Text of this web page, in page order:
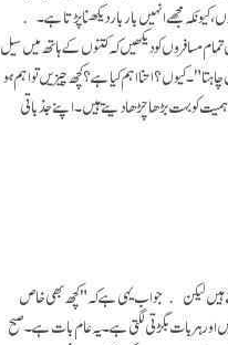
کیونکہ مجھے انہیں بار بار دیکھنا پڑتا ہے۔
مسافروں کو دیکھیں کہ کتنوں کے ہاتھ میں سیل
کیوں؟ اتنا اہم کیا ہے؟ کچھ چیزیں تو اہم ہو
کو بہت بڑھا چڑھا دیتے ہیں۔ اپنے جذباتی
سکتے ہیں لیکن جواب یہی ہے کہ "کچھ بھی خاص
ہر بات بگڑتی لگتی ہے۔ یہ عام بات ہے۔ صبح